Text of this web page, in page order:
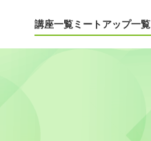
講座一覧ミートアップ一覧